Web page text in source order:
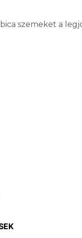
szemeket a